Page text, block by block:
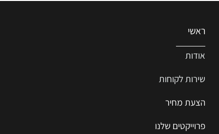
ראשי
אודות
שירות לקוחות
הצעת מחיר
פרוייקטים שלנו